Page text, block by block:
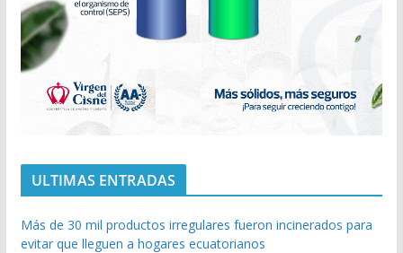
ULTIMAS ENTRADAS
Más de 30 mil productos irregulares fueron incinerados para
evitar que lleguen a hogares ecuatorianos